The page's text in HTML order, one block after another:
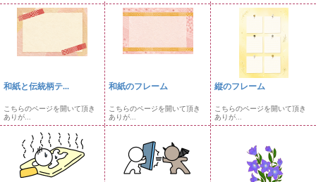
和紙と伝統柄テ...
こちらのページを開いて頂き
ありが...
和紙のフレーム
こちらのページを開いて頂き
ありが...
縦のフレーム
こちらのページを開いて頂き
ありが...